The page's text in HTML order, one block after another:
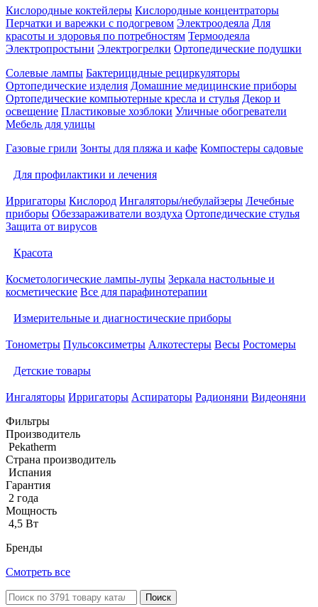
Кислородные коктейлеры Кислородные концентраторы
Перчатки и варежки с подогревом Электроодеяла Для
красоты и здоровья по потребностям Термоодеяла
Электропростыни Электрогрелки Ортопедические подушки
Солевые лампы Бактерицидные рециркуляторы
Ортопедические изделия Домашние медицинские приборы
Ортопедические компьютерные кресла и стулья Декор и
освещение Пластиковые хозблоки Уличные обогреватели
Мебель для улицы
Газовые грили Зонты для пляжа и кафе Компостеры садовые
Для профилактики и лечения
Ирригаторы Кислород Ингаляторы/небулайзеры Лечебные
приборы Обеззараживатели воздуха Ортопедические стулья
Защита от вирусов
Красота
Косметологические лампы-лупы Зеркала настольные и
косметические Все для парафинотерапии
Измерительные и диагностические приборы
Тонометры Пульсоксиметры Алкотестеры Весы Ростомеры
Детские товары
Ингаляторы Ирригаторы Аспираторы Радионяни Видеоняни
Фильтры
Производитель
Pekatherm
Страна производитель
Испания
Гарантия
2 года
Мощность
4,5 Вт
Бренды
Смотреть все
Поиск